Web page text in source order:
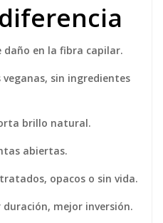
daño en la fibra capilar.
sin ingredientes
brillo natural.
abiertas.
opacos o sin vida.
duración, mejor inversión.